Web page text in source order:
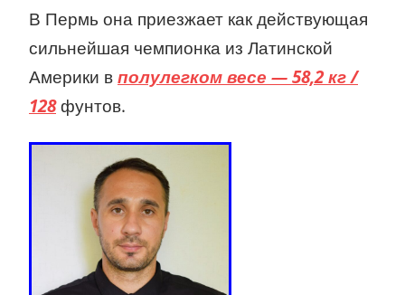
В Пермь она приезжает как действующая
сильнейшая чемпионка из Латинской
Америки в полулегком весе — 58,2 кг /
128фунтов.